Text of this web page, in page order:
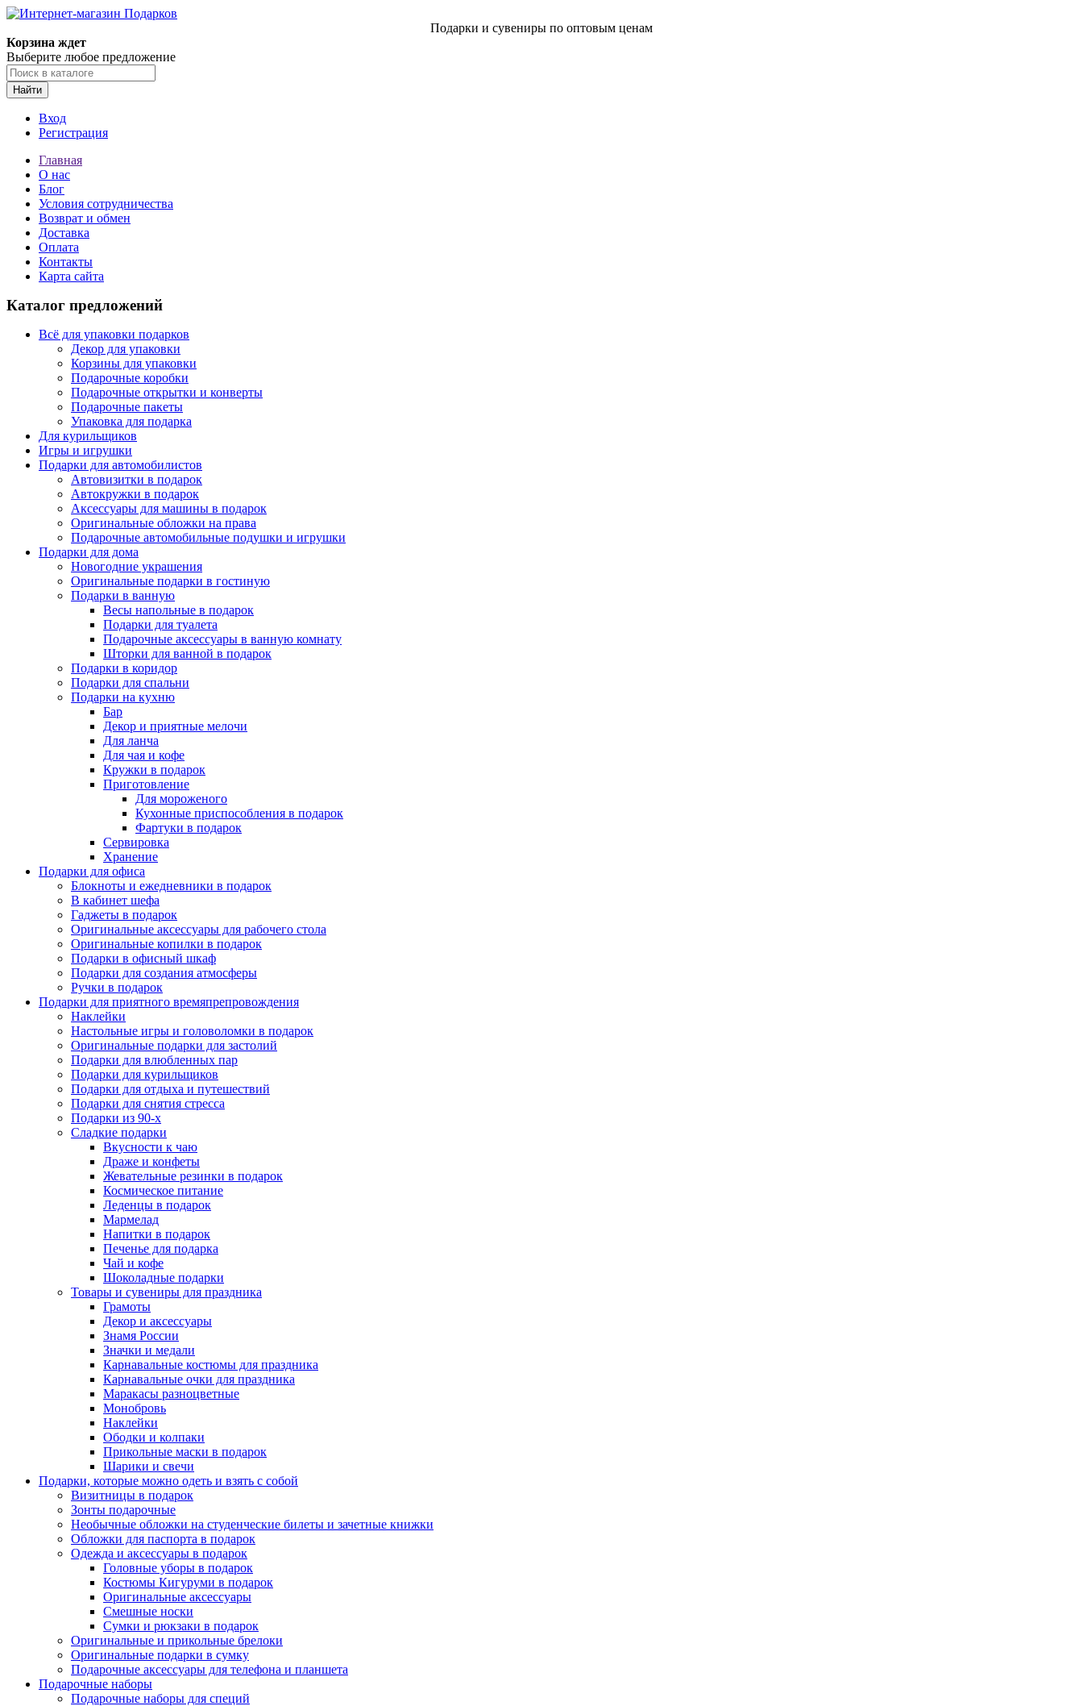
Подарки и сувениры по оптовым ценам
Корзина ждет
Выберите любое предложение
Найти
Вход
Регистрация
Главная
О нас
Блог
Условия сотрудничества
Возврат и обмен
Доставка
Оплата
Контакты
Карта сайта
Каталог предложений
Всё для упаковки подарков
Декор для упаковки
Корзины для упаковки
Подарочные коробки
Подарочные открытки и конверты
Подарочные пакеты
Упаковка для подарка
Для курильщиков
Игры и игрушки
Подарки для автомобилистов
Автовизитки в подарок
Автокружки в подарок
Аксессуары для машины в подарок
Оригинальные обложки на права
Подарочные автомобильные подушки и игрушки
Подарки для дома
Новогодние украшения
Оригинальные подарки в гостиную
Подарки в ванную
Весы напольные в подарок
Подарки для туалета
Подарочные аксессуары в ванную комнату
Шторки для ванной в подарок
Подарки в коридор
Подарки для спальни
Подарки на кухню
Бар
Декор и приятные мелочи
Для ланча
Для чая и кофе
Кружки в подарок
Приготовление
Для мороженого
Кухонные приспособления в подарок
Фартуки в подарок
Сервировка
Хранение
Подарки для офиса
Блокноты и ежедневники в подарок
В кабинет шефа
Гаджеты в подарок
Оригинальные аксессуары для рабочего стола
Оригинальные копилки в подарок
Подарки в офисный шкаф
Подарки для создания атмосферы
Ручки в подарок
Подарки для приятного времяпрепровождения
Наклейки
Настольные игры и головоломки в подарок
Оригинальные подарки для застолий
Подарки для влюбленных пар
Подарки для курильщиков
Подарки для отдыха и путешествий
Подарки для снятия стресса
Подарки из 90-х
Сладкие подарки
Вкусности к чаю
Драже и конфеты
Жевательные резинки в подарок
Космическое питание
Леденцы в подарок
Мармелад
Напитки в подарок
Печенье для подарка
Чай и кофе
Шоколадные подарки
Товары и сувениры для праздника
Грамоты
Декор и аксессуары
Знамя России
Значки и медали
Карнавальные костюмы для праздника
Карнавальные очки для праздника
Маракасы разноцветные
Монобровь
Наклейки
Ободки и колпаки
Прикольные маски в подарок
Шарики и свечи
Подарки, которые можно одеть и взять с собой
Визитницы в подарок
Зонты подарочные
Необычные обложки на студенческие билеты и зачетные книжки
Обложки для паспорта в подарок
Одежда и аксессуары в подарок
Головные уборы в подарок
Костюмы Кигуруми в подарок
Оригинальные аксессуары
Смешные носки
Сумки и рюкзаки в подарок
Оригинальные и прикольные брелоки
Оригинальные подарки в сумку
Подарочные аксессуары для телефона и планшета
Подарочные наборы
Подарочные наборы для специй